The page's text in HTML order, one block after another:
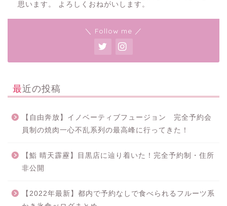
思います。 よろしくおねがいします。
＼ Follow me ／
最近の投稿
【自由奔放】イノベーティブフュージョン 完全予約会
員制の焼肉一心不乱系列の最高峰に行ってきた！
【鮨 晴天霹靂】目黒店に辿り着いた！完全予約制・住所
非公開
【2022年最新】都内で予約なしで食べられるフルーツ系